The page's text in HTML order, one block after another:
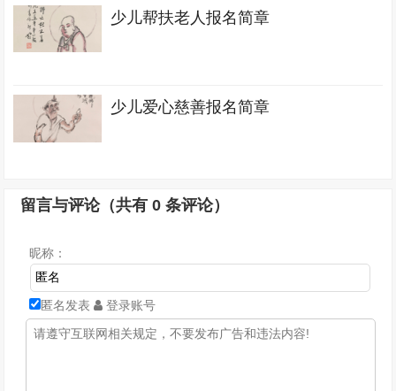
少儿帮扶老人报名简章
少儿爱心慈善报名简章
留言与评论（共有0 条评论）
昵称：
匿名发表 登录账号